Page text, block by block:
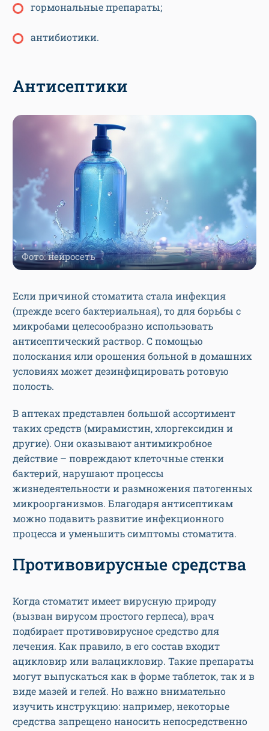
гормональные препараты;
антибиотики.
Антисептики
Фото: нейросеть
Если причиной стоматита стала инфекция
(прежде всего бактериальная), то для борьбы с
микробами целесообразно использовать
антисептический раствор. С помощью
полоскания или орошения больной в домашних
условиях может дезинфицировать ротовую
полость.
В аптеках представлен большой ассортимент
таких средств (мирамистин, хлоргексидин и
другие). Они оказывают антимикробное
действие – повреждают клеточные стенки
бактерий, нарушают процессы
жизнедеятельности и размножения патогенных
микроорганизмов. Благодаря антисептикам
можно подавить развитие инфекционного
процесса и уменьшить симптомы стоматита.
Противовирусные средства
Когда стоматит имеет вирусную природу
(вызван вирусом простого герпеса), врач
подбирает противовирусное средство для
лечения. Как правило, в его состав входит
ацикловир или валацикловир. Такие препараты
могут выпускаться как в форме таблеток, так и в
виде мазей и гелей. Но важно внимательно
изучить инструкцию: например, некоторые
средства запрещено наносить непосредственно